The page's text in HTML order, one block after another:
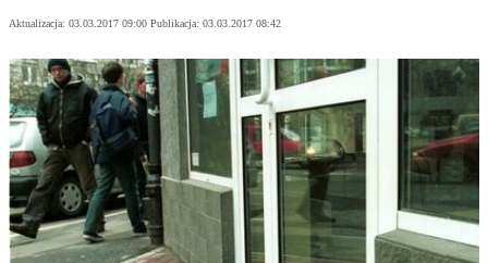
Aktualizacja: 03.03.2017 09:00 Publikacja: 03.03.2017 08:42